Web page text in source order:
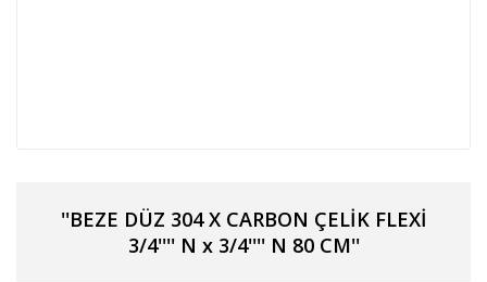
''BEZE DÜZ 304 X CARBON ÇELİK FLEXİ
3/4'''' N x 3/4'''' N 80 CM''